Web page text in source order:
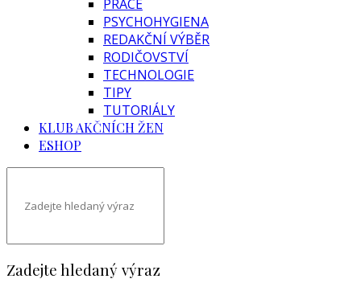
PRÁCE
PSYCHOHYGIENA
REDAKČNÍ VÝBĚR
RODIČOVSTVÍ
TECHNOLOGIE
TIPY
TUTORIÁLY
KLUB AKČNÍCH ŽEN
ESHOP
Zadejte hledaný výraz